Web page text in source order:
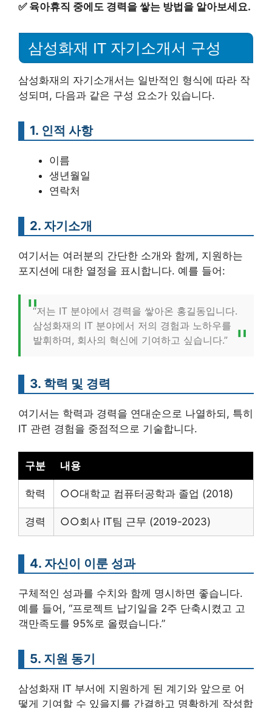
✅ 육아휴직 중에도 경력을 쌓는 방법을 알아보세요.
삼성화재 IT 자기소개서 구성
삼성화재의 자기소개서는 일반적인 형식에 따라 작
성되며, 다음과 같은 구성 요소가 있습니다.
1. 인적 사항
이름
생년월일
연락처
2. 자기소개
여기서는 여러분의 간단한 소개와 함께, 지원하는
포지션에 대한 열정을 표시합니다. 예를 들어:
“저는 IT 분야에서 경력을 쌓아온 홍길동입니다.
삼성화재의 IT 분야에서 저의 경험과 노하우를
발휘하며, 회사의 혁신에 기여하고 싶습니다.”
3. 학력 및 경력
여기서는 학력과 경력을 연대순으로 나열하되, 특히
IT 관련 경험을 중점적으로 기술합니다.
구분 내용
학력 ○○대학교 컴퓨터공학과 졸업 (2018)
경력 ○○회사 IT팀 근무 (2019-2023)
4. 자신이 이룬 성과
구체적인 성과를 수치와 함께 명시하면 좋습니다.
예를 들어, “프로젝트 납기일을 2주 단축시켰고 고
객만족도를 95%로 올렸습니다.”
5. 지원 동기
삼성화재 IT 부서에 지원하게 된 계기와 앞으로 어
떻게 기여할 수 있을지를 간결하고 명확하게 작성합